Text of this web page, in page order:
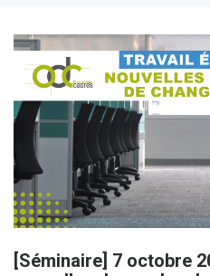
[Séminaire] 7 octobre